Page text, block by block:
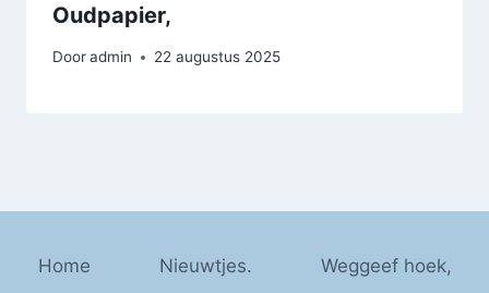
Oudpapier,
Dooradmin 22 augustus 2025
Home Nieuwtjes.
Weggeef hoek,